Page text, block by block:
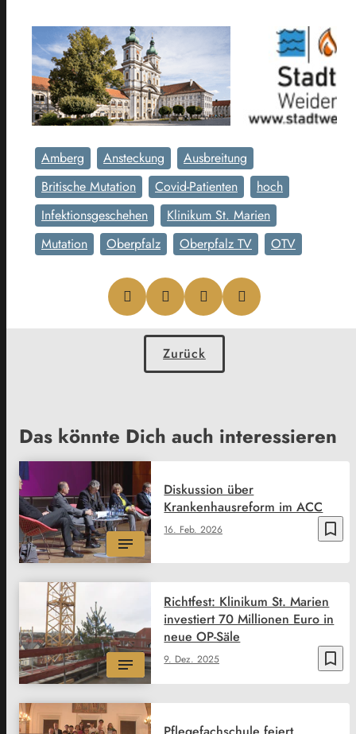
Amberg Ansteckung
Ausbreitung
Britische Mutation
Covid-Patienten
hoch
Infektionsgeschehen
Klinikum St. Marien
Mutation
Oberpfalz Oberpfalz TV OTV
Zurück
Das könnte Dich auch interessieren
bookmark_border
16. Feb. 2026
Diskussion über
Krankenhausreform im ACC
bookmark_border
9. Dez. 2025
Richtfest: Klinikum St. Marien
investiert 70 Millionen Euro in
neue OP-Säle